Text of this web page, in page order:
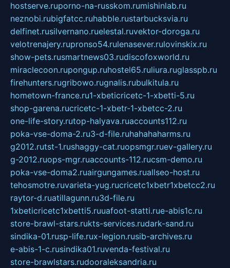
hostserve.ruporno-na-russkom.rumishinlab.ru
neznobi.rubigfatcc.ruhabble.rustarbucksvia.ru
delfinet.rusilvernano.ruelestal.ruvektor-doroga.ru
velotrenajery.rupronso54.rulenasever.rulovinskix.ru
show-pets.rusmartnews03.rudiscofoxworld.ru
miraclecoon.rupongup.ruhostel65.ruliura.ruglasspb.ru
firehunters.rugribowo.rugnalis.rubulkitula.ru
hometown-france.ru1-xbeticricetc-1-xbetti-5.ru
shop-garena.rucricetc-1-xbetr-1-xbetcc-2.ru
one-life-story.rutop-halyava.ruaccounts112.ru
poka-vse-doma-2.ru3-d-file.ruhahahaharms.ru
g2012.rutst-1.rushaggy-cat.ruopsmgr.ruev-gallery.ru
g-2012.ruops-mgr.ruaccounts-112.rucsm-demo.ru
poka-vse-doma2.ruairgungames.ruallseo-host.ru
tehosmotre.ruvarieta-yug.rucricetc1xbetr1xbetcc2.ru
raytor-d.ruatillagunn.ru3d-file.ru
1xbeticricetc1xbetti5.ruuafoot-statti.rue-abis1c.ru
store-brawl-stars.rukts-services.rudark-sand.ru
sindika-01.rusp-life.rux-legion.rusib-archives.ru
e-abis-1-c.rusindika01.ruvenda-festival.ru
store-brawlstars.rudooraleksandria.ru